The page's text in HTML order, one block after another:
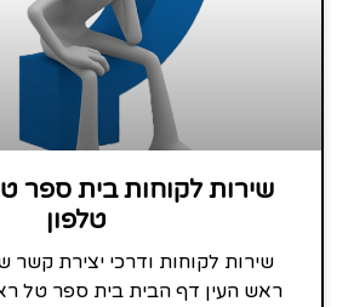
שירות לקוחות בית ספר
טלפון
שירות לקוחות ודרכי יצירת
ראש העין דף הבית בית ספר טל